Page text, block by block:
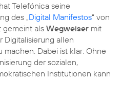
Telefónica seine
des „Digital Manifestos“ von
gemeint als Wegweiser mit
Digitalisierung allen
Dabei ist klar: Ohne
der sozialen,
Institutionen kann